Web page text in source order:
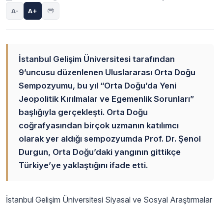
A- A+
İstanbul Gelişim Üniversitesi tarafından
9’uncusu düzenlenen Uluslararası Orta Doğu
Sempozyumu, bu yıl “Orta Doğu’da Yeni
Jeopolitik Kırılmalar ve Egemenlik Sorunları”
başlığıyla gerçekleşti. Orta Doğu
coğrafyasından birçok uzmanın katılımcı
olarak yer aldığı sempozyumda Prof. Dr. Şenol
Durgun, Orta Doğu’daki yangının gittikçe
Türkiye’ye yaklaştığını ifade etti.
İstanbul Gelişim Üniversitesi Siyasal ve Sosyal Araştırmalar